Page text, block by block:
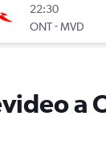
22:30
ONT-MVD
a